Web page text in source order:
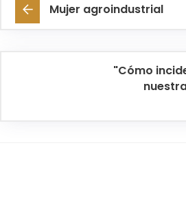
Mujer agroindustrial
"Cómo